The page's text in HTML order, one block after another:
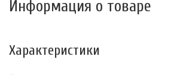
Информация о товаре
Характеристики